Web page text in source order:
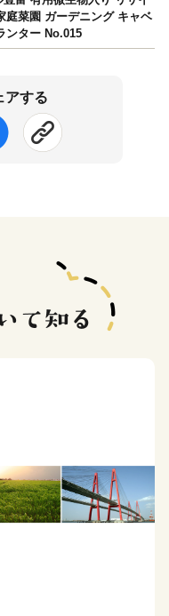
庭菜園 ガーデニング キャベ
ンター No.015
アする